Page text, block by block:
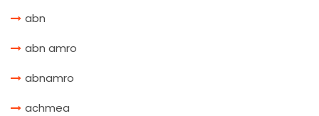
abn
abn amro
abnamro
achmea